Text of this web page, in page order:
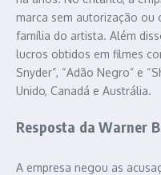
marca sem autorização ou
família do artista. Além
lucros obtidos em filmes
Snyder”, “Adão Negro” e
Unido, Canadá e Austrália.
Resposta da Warner
A empresa negou as